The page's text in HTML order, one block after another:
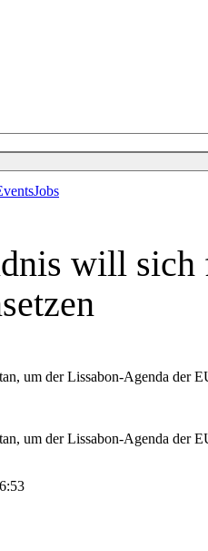
Jobs
will sich
um der Lissabon-Agenda
um der Lissabon-Agenda